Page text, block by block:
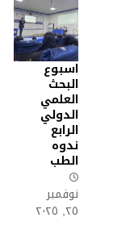
اسبوع
البحث
العلمي
الدولي
الرابع
ندوه
الطب
نوفمبر
٢٥, ٢٠٢٥